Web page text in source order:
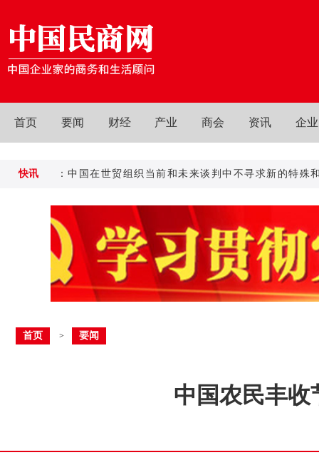
首页 要闻 财经 产业 商会 资讯 企业
快讯
部：中国在世贸组织当前和未来谈判中不寻求新的特殊和差别待
首页 > 要闻
中国农民丰收